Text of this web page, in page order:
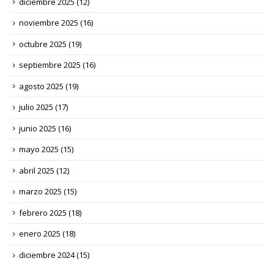
noviembre 2025 (16)
octubre 2025 (19)
septiembre 2025 (16)
agosto 2025 (19)
julio 2025 (17)
junio 2025 (16)
mayo 2025 (15)
abril 2025 (12)
marzo 2025 (15)
febrero 2025 (18)
enero 2025 (18)
diciembre 2024(15)